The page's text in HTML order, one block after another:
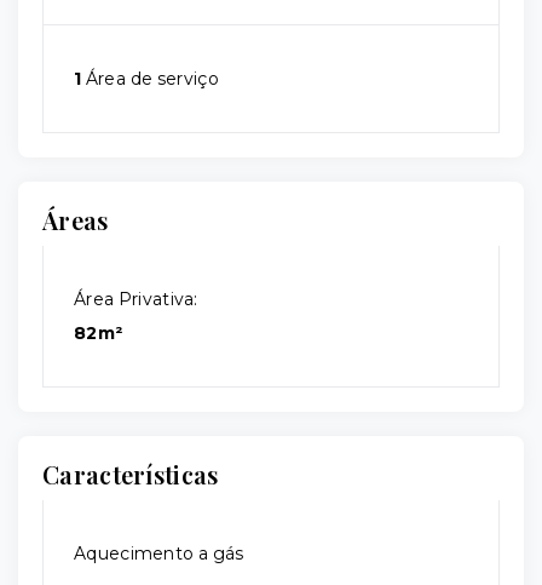
1 Área de serviço
Áreas
Área Privativa:
82m²
Características
Aquecimento a gás